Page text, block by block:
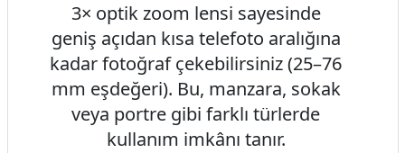
3× optik zoom lensi sayesinde
geniş açıdan kısa telefoto aralığına
kadar fotoğraf çekebilirsiniz (25–76
mm eşdeğeri). Bu, manzara, sokak
veya portre gibi farklı türlerde
kullanım imkânı tanır.